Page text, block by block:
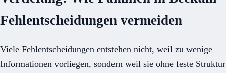
Fehlentscheidungen vermeiden
Viele Fehlentscheidungen entstehen nicht, weil zu wenige
Informationen vorliegen, sondern weil sie ohne feste Struktur